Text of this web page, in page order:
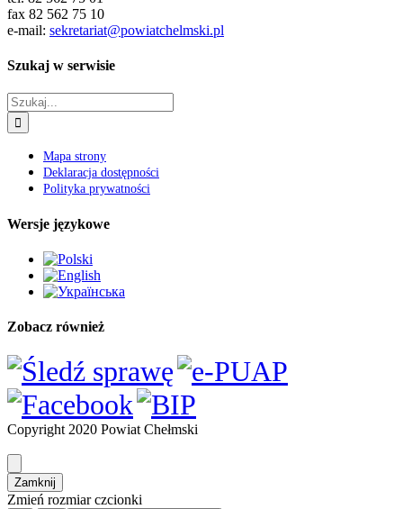
fax 82 562 75 10
e-mail: sekretariat@powiatchelmski.pl
Szukaj w serwisie
Szukaj
Mapa strony
Deklaracja dostępności
Polityka prywatności
Wersje językowe
Zobacz również
Copyright 2020 Powiat Chełmski
Zamknij
Zmień rozmiar czcionki